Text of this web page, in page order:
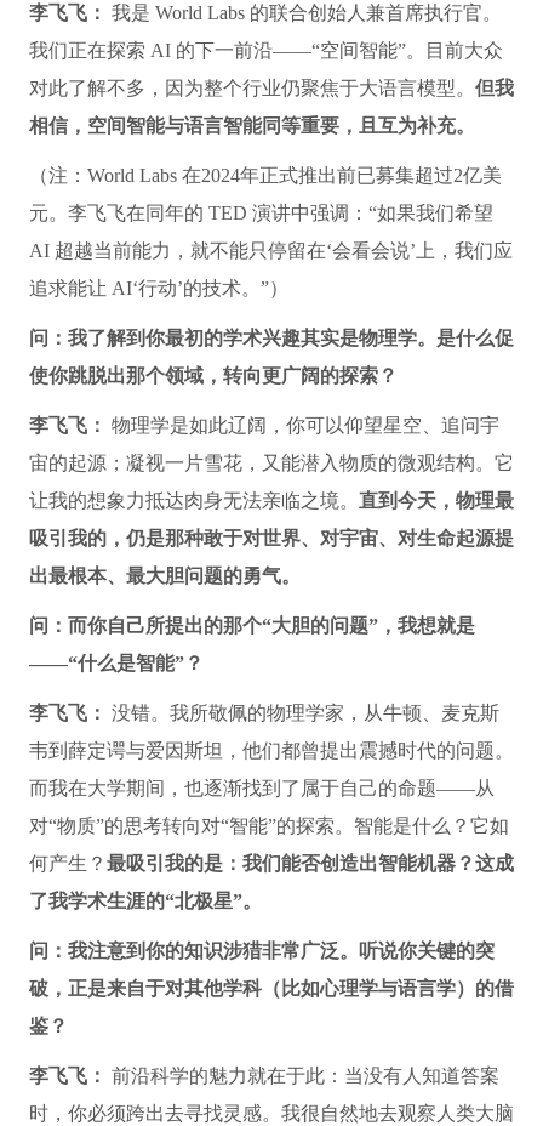
李飞飞： 我是 World Labs 的联合创始人兼首席执行官。
我们正在探索 AI 的下一前沿——“空间智能”。目前大众
对此了解不多，因为整个行业仍聚焦于大语言模型。 但我
相信，空间智能与语言智能同等重要，且互为补充。
（注：World Labs 在2024年正式推出前已募集超过2亿美
元。李飞飞在同年的 TED 演讲中强调：“如果我们希望
AI 超越当前能力，就不能只停留在‘会看会说’上，我们应
追求能让 AI‘行动’的技术。”）
问：我了解到你最初的学术兴趣其实是物理学。是什么促
使你跳脱出那个领域，转向更广阔的探索？
李飞飞： 物理学是如此辽阔，你可以仰望星空、追问宇
宙的起源；凝视一片雪花，又能潜入物质的微观结构。它
让我的想象力抵达肉身无法亲临之境。 直到今天，物理最
吸引我的，仍是那种敢于对世界、对宇宙、对生命起源提
出最根本、最大胆问题的勇气。
问：而你自己所提出的那个“大胆的问题”，我想就是
——“什么是智能”？
李飞飞： 没错。我所敬佩的物理学家，从牛顿、麦克斯
韦到薛定谔与爱因斯坦，他们都曾提出震撼时代的问题。
而我在大学期间，也逐渐找到了属于自己的命题——从
对“物质”的思考转向对“智能”的探索。智能是什么？它如
何产生？ 最吸引我的是：我们能否创造出智能机器？这成
了我学术生涯的“北极星”。
问：我注意到你的知识涉猎非常广泛。听说你关键的突
破，正是来自于对其他学科（比如心理学与语言学）的借
鉴？
李飞飞： 前沿科学的魅力就在于此：当没有人知道答案
时，你必须跨出去寻找灵感。我很自然地去观察人类大脑